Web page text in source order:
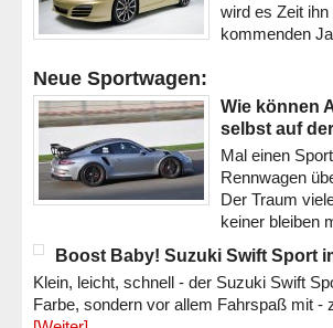
wird es Zeit
kommenden
Neue Sportwagen:
Wie können
selbst auf
Mal einen
Rennwagen
Der Traum
keiner bleiben
Boost Baby! Suzuki Swift Sport
Klein, leicht, schnell - der Suzuki Swift
Farbe, sondern vor allem Fahrspaß mit